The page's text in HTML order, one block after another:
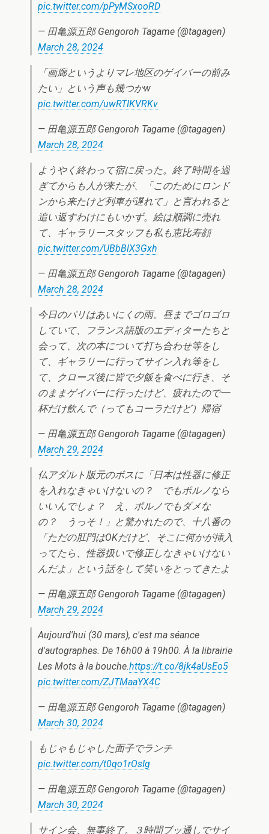
pic.twitter.com/pPyMSxooRD
— 田亀源五郎 Gengoroh Tagame (@tagagen)
March 28, 2024
「画廊というよりマレ地区のゲイバーの前み
たい」という声も幾つかw
pic.twitter.com/uwRTIKVRKv
— 田亀源五郎 Gengoroh Tagame (@tagagen)
March 28, 2024
ようやく終わって宿に戻った。終了時間を過
ぎてからも人が来たが、「このためにロンド
ンから来たけど列車が遅れて」と言われると
追い返すわけにもいかず。絵は順調に売れ
て、ギャラリースタッフも私も恵比寿顔
pic.twitter.com/UBbBlX3Gxh
— 田亀源五郎 Gengoroh Tagame (@tagagen)
March 28, 2024
今日のパリはあいにくの雨。昼までゴロゴロ
していて、フランス語版のエディターたちと
会って、次の本について打ち合わせ等をし
て、ギャラリーに行ってサイン入れ等をし
て、クローズ後に皆で夕飯を食べに行き、そ
のままゲイバーに行ったけど、疲れたので一
杯だけ飲んで（ってもコーラだけど）帰宿
— 田亀源五郎 Gengoroh Tagame (@tagagen)
March 29, 2024
仏アダルト版元のボスに「日本は性器に修正
を入れなきゃいけないの？ でもポルノなら
いいんでしょ？ え、ポルノでもダメな
の？ うっそ！」と驚かれたので、十八番の
「ただの肛門はOKだけど、そこに何かが挿入
ってたら、性器扱いで修正しなきゃいけない
んだよ」という話をして笑いをとってきたよ
— 田亀源五郎 Gengoroh Tagame (@tagagen)
March 29, 2024
Aujourd'hui (30 mars), c'est ma séance
d'autographes. De 16h00 à 19h00. À la librairie
Les Mots à la bouche.https://t.co/8jk4aUsEo5
pic.twitter.com/ZJTMaaYX4C
— 田亀源五郎 Gengoroh Tagame (@tagagen)
March 30, 2024
もじゃもじゃした面子でランチ
pic.twitter.com/t0qo1rOsIg
— 田亀源五郎 Gengoroh Tagame (@tagagen)
March 30, 2024
サイン会、無事終了。３時間ブッ通しでサイ